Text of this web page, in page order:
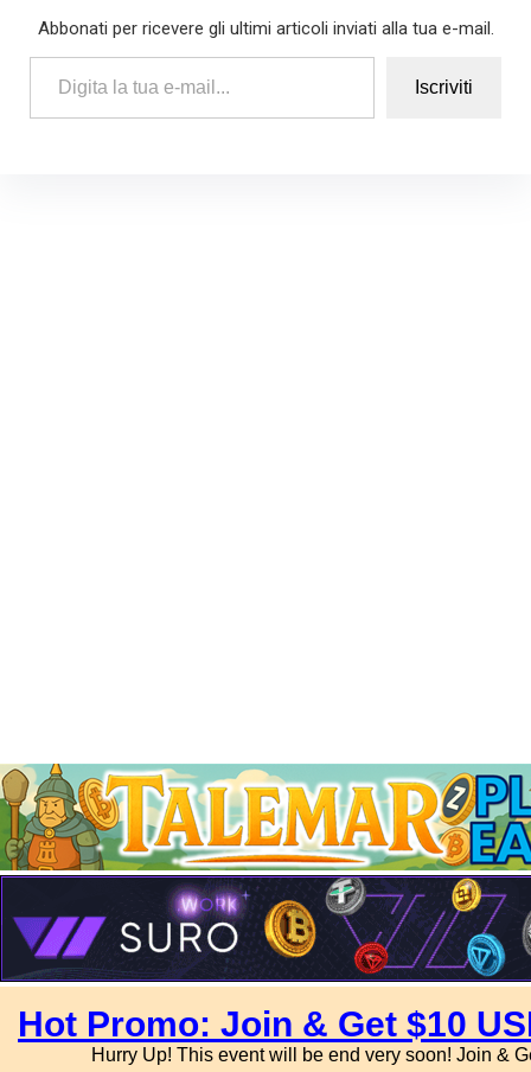
Abbonati per ricevere gli ultimi articoli inviati alla tua e-mail.
Digita la tua e-mail...
Iscriviti